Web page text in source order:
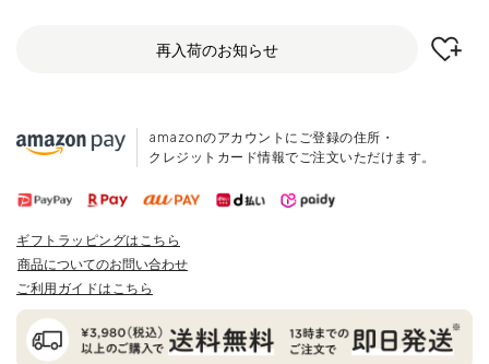
再入荷のお知らせ
amazonのアカウントにご登録の住所・
クレジットカード情報でご注文いただけます。
ギフトラッピングはこちら
商品についてのお問い合わせ
ご利用ガイドはこちら